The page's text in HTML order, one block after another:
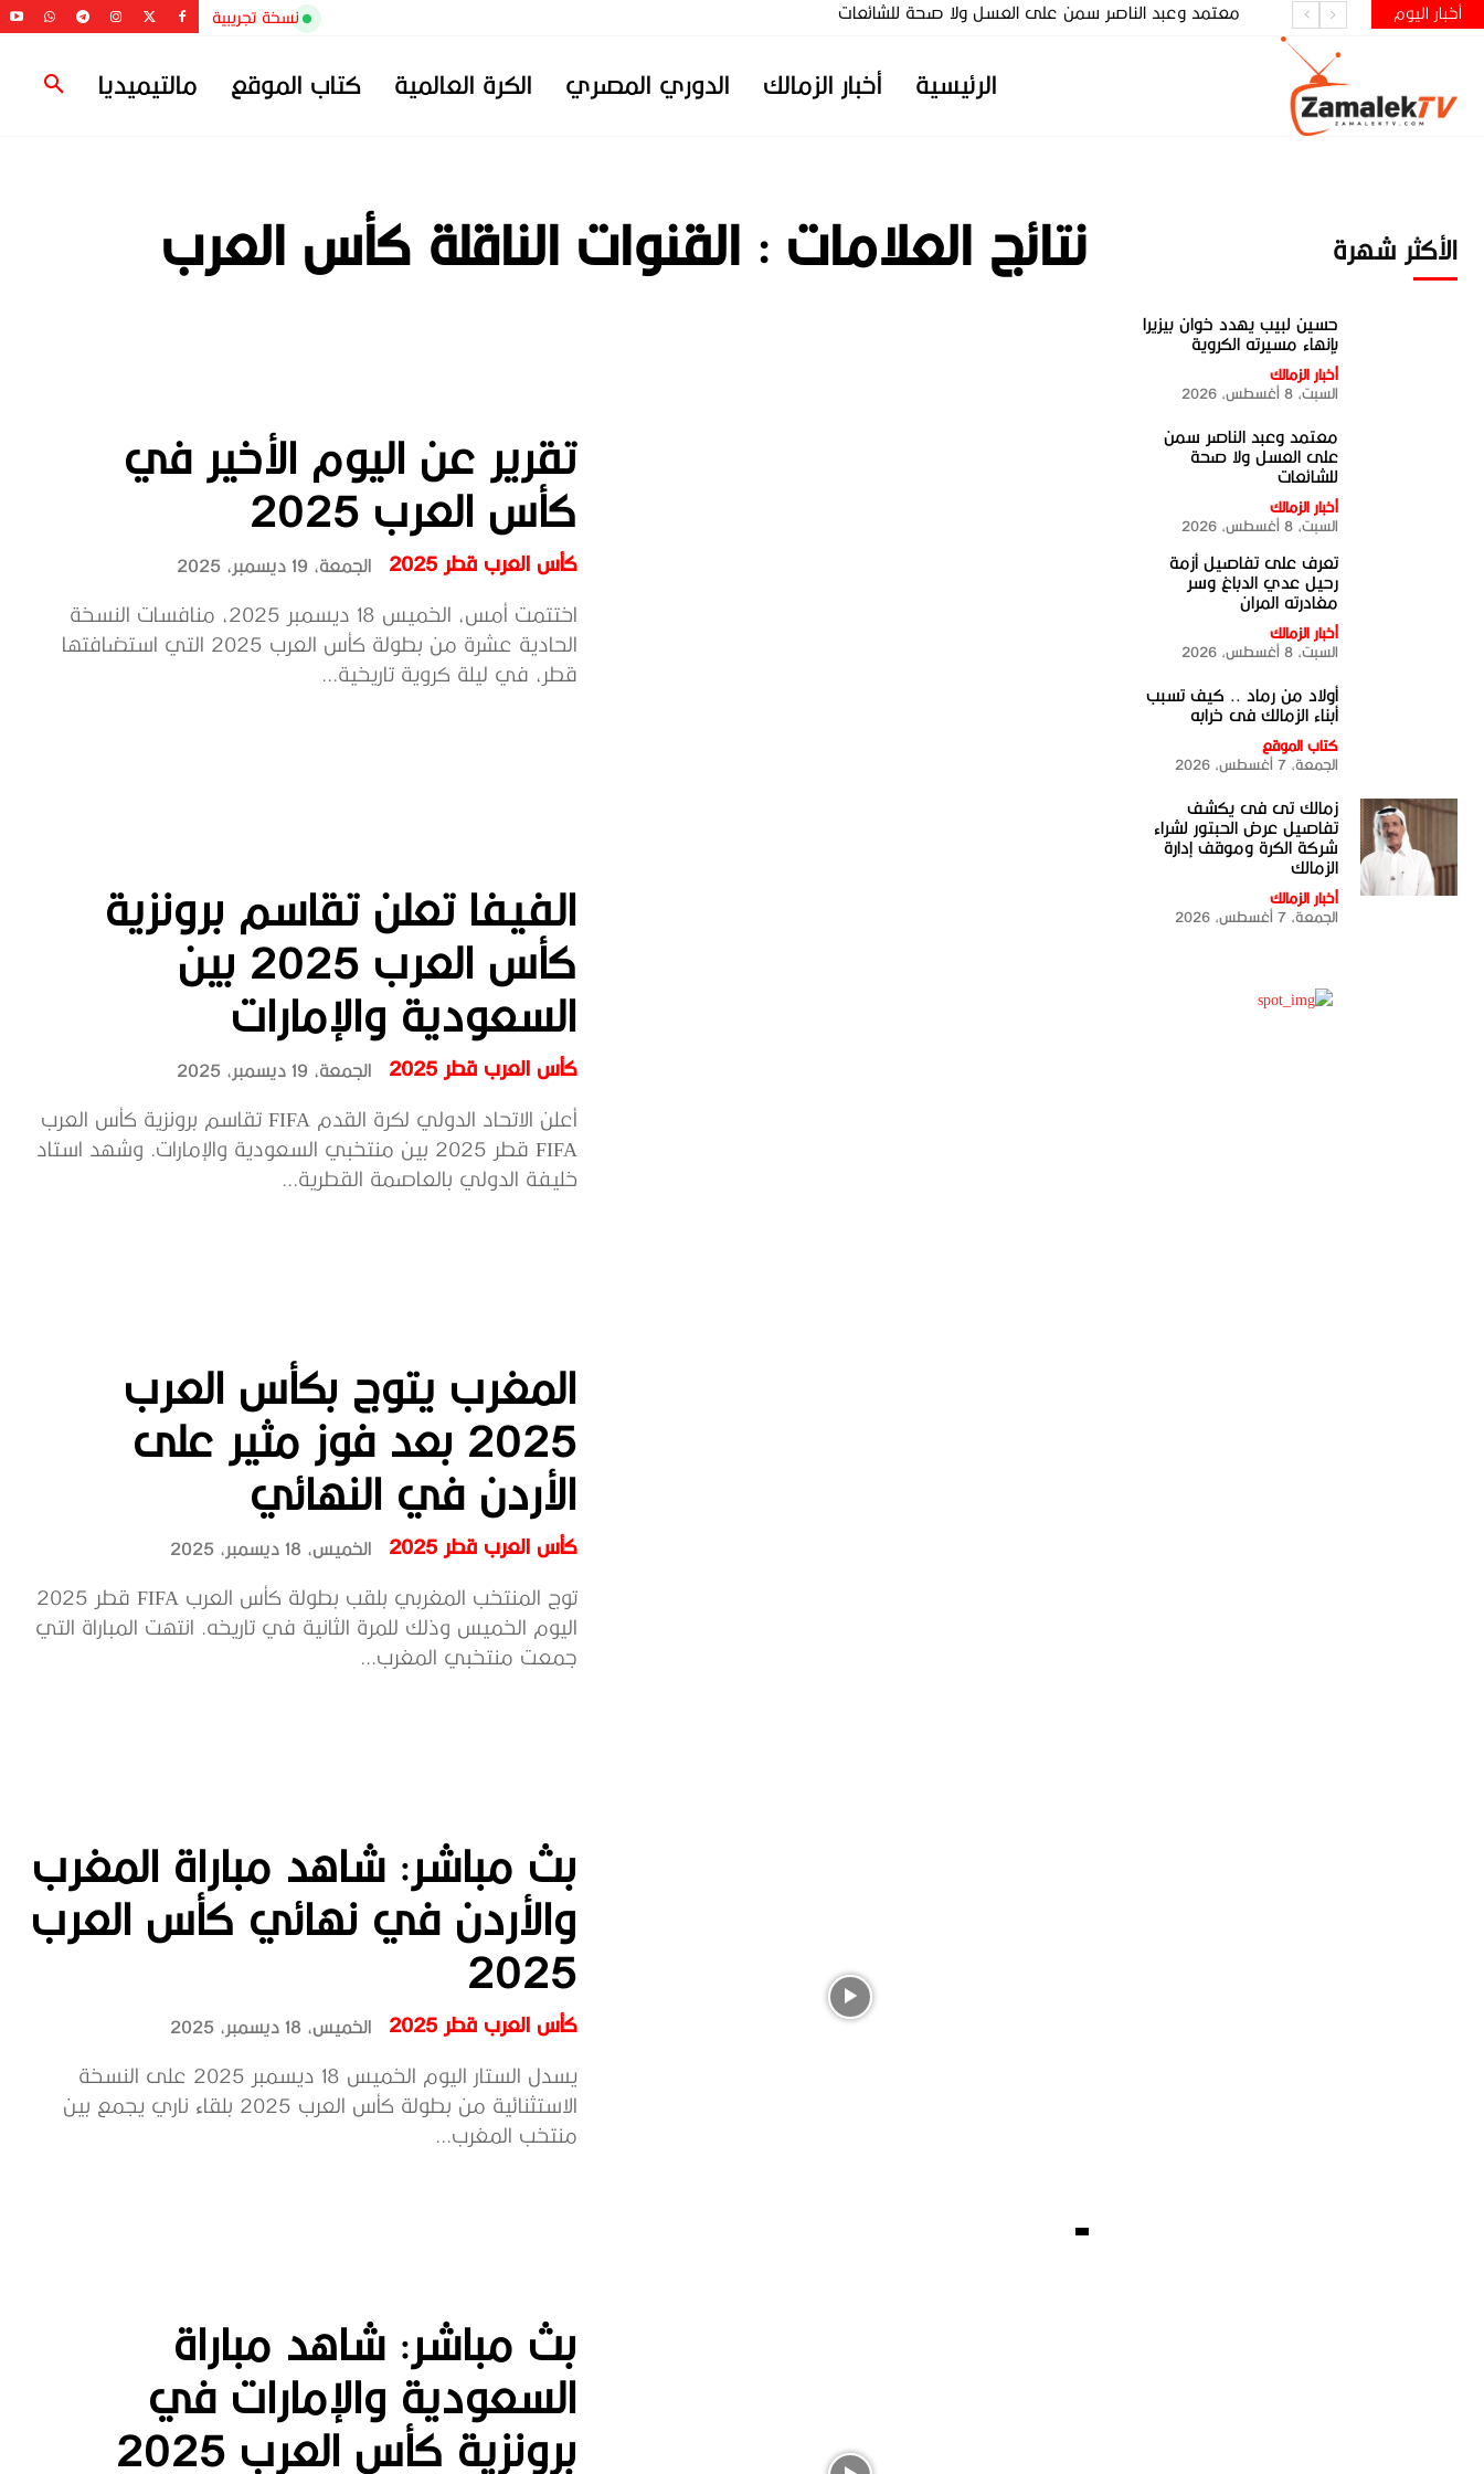
نسخة تجريبية أخبار اليوم معتمد وعبد الناصر سمن على العسل ولا صحة للشائعات
الرئيسية أخبار الزمالك الدوري المصري الكرة العالمية كتاب الموقع مالتيميديا
نتائج العلامات : القنوات الناقلة كأس العرب
تقرير عن اليوم الأخير في
كأس العرب 2025
كأس العرب قطر 2025 الجمعة، 19 ديسمبر، 2025
اختتمت أمس، الخميس 18 ديسمبر 2025، منافسات النسخة
الحادية عشرة من بطولة كأس العرب 2025 التي استضافتها
قطر، في ليلة كروية تاريخية...
الفيفا تعلن تقاسم برونزية
كأس العرب 2025 بين
السعودية والإمارات
كأس العرب قطر 2025 الجمعة، 19 ديسمبر، 2025
أعلن الاتحاد الدولي لكرة القدم FIFA تقاسم برونزية كأس العرب
FIFA قطر 2025 بين منتخبي السعودية والإمارات. وشهد استاد
خليفة الدولي بالعاصمة القطرية...
المغرب يتوج بكأس العرب
2025 بعد فوز مثير على
الأردن في النهائي
كأس العرب قطر 2025 الخميس، 18 ديسمبر، 2025
توج المنتخب المغربي بلقب بطولة كأس العرب FIFA قطر 2025
اليوم الخميس وذلك للمرة الثانية في تاريخه. انتهت المباراة التي
جمعت منتخبي المغرب...
بث مباشر: شاهد مباراة المغرب
والأردن في نهائي كأس العرب
2025
كأس العرب قطر 2025 الخميس، 18 ديسمبر، 2025
يسدل الستار اليوم الخميس 18 ديسمبر 2025 على النسخة
الاستثنائية من بطولة كأس العرب 2025 بلقاء ناري يجمع بين
منتخب المغرب...
بث مباشر: شاهد مباراة
السعودية والإمارات في
برونزية كأس العرب 2025
الأكثر شهرة
حسين لبيب يهدد خوان بيزيرا
بإنهاء مسيرته الكروية
أخبار الزمالك
السبت، 8 أغسطس، 2026
معتمد وعبد الناصر سمن
على العسل ولا صحة
للشائعات
أخبار الزمالك
السبت، 8 أغسطس، 2026
تعرف على تفاصيل أزمة
رحيل عدي الدباغ وسر
مغادرته المران
أخبار الزمالك
السبت، 8 أغسطس، 2026
أولاد من رماد .. كيف تسبب
أبناء الزمالك فى خرابه
كتاب الموقع
الجمعة، 7 أغسطس، 2026
زمالك تى فى يكشف
تفاصيل عرض الحبتور لشراء
شركة الكرة وموقف إدارة
الزمالك
أخبار الزمالك
الجمعة، 7 أغسطس، 2026